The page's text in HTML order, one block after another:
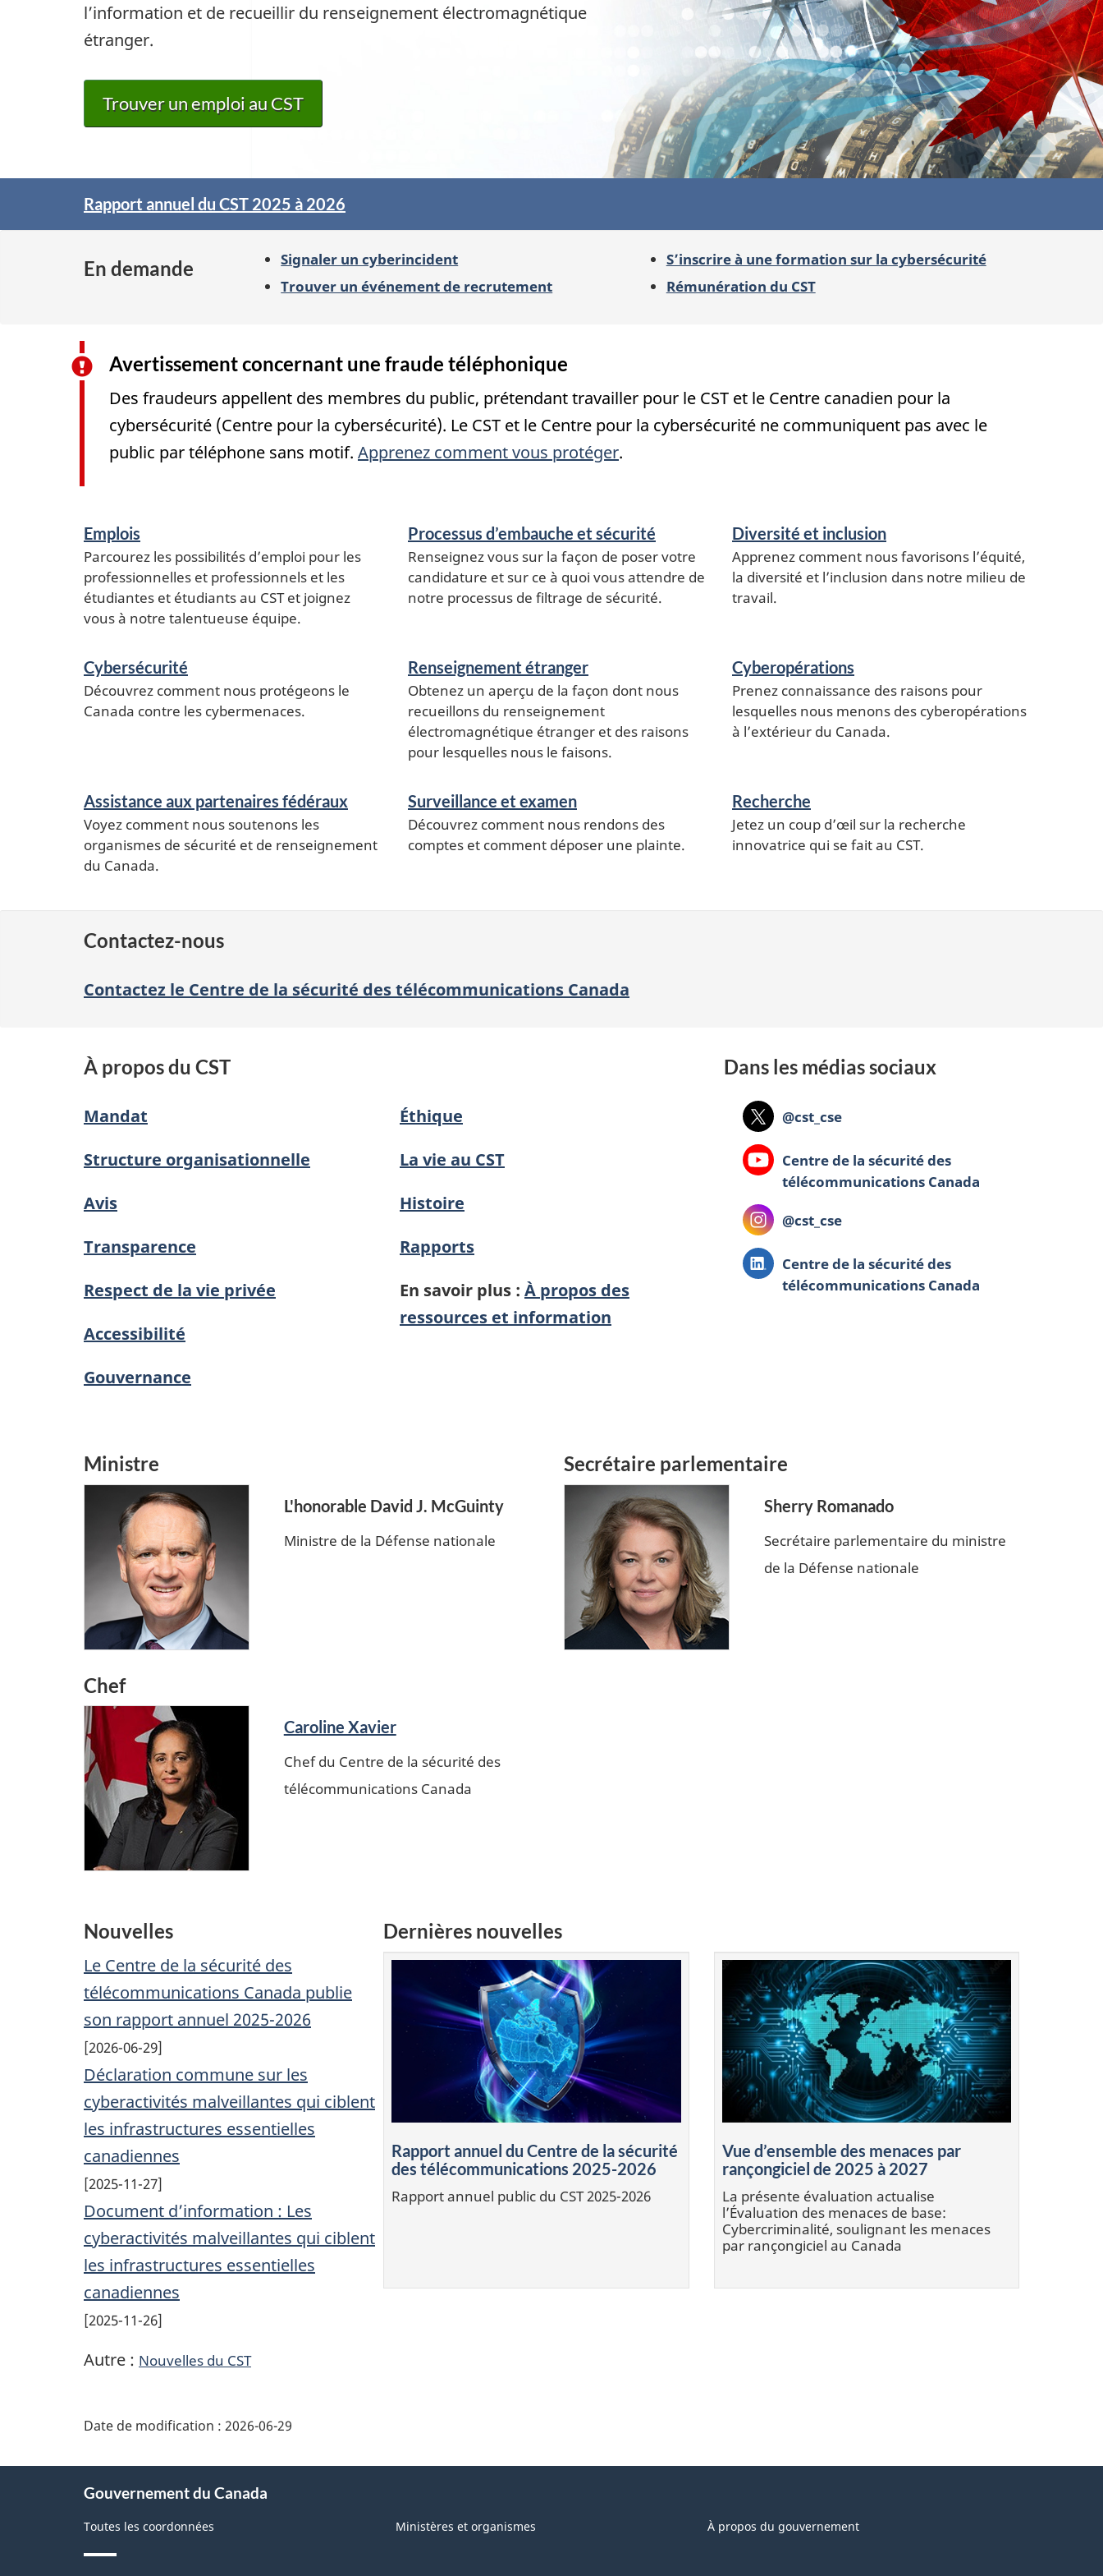
l’information et de recueillir du renseignement électromagnétique
étranger.
Trouver un emploi au CST
Pleins
feux
sur
Rapport annuel du CST 2025 à 2026
En demande
Signaler un cyberincident
Trouver un événement de recrutement
S’inscrire à une formation sur la cybersécurité
Rémunération du CST
Avertissement concernant une fraude téléphonique
Des fraudeurs appellent des membres du public, prétendant travailler pour le CST et le Centre canadien pour la
cybersécurité (Centre pour la cybersécurité). Le CST et le Centre pour la cybersécurité ne communiquent pas avec le
public par téléphone sans motif. Apprenez comment vous protéger.
Services
et
renseignements
Emplois
Parcourez les possibilités d’emploi pour les
professionnelles et professionnels et les
étudiantes et étudiants au CST et joignez
vous à notre talentueuse équipe.
Processus d’embauche et sécurité
Renseignez vous sur la façon de poser votre
candidature et sur ce à quoi vous attendre de
notre processus de filtrage de sécurité.
Diversité et inclusion
Apprenez comment nous favorisons l’équité,
la diversité et l’inclusion dans notre milieu de
travail.
Cybersécurité
Découvrez comment nous protégeons le
Canada contre les cybermenaces.
Renseignement étranger
Obtenez un aperçu de la façon dont nous
recueillons du renseignement
électromagnétique étranger et des raisons
pour lesquelles nous le faisons.
Cyberopérations
Prenez connaissance des raisons pour
lesquelles nous menons des cyberopérations
à l’extérieur du Canada.
Assistance aux partenaires fédéraux
Voyez comment nous soutenons les
organismes de sécurité et de renseignement
du Canada.
Surveillance et examen
Découvrez comment nous rendons des
comptes et comment déposer une plainte.
Recherche
Jetez un coup d’œil sur la recherche
innovatrice qui se fait au CST.
Contactez-nous
Contactez le Centre de la sécurité des télécommunications Canada
À propos du CST
Mandat
Structure organisationnelle
Avis
Transparence
Respect de la vie privée
Accessibilité
Gouvernance
Éthique
La vie au CST
Histoire
Rapports
En savoir plus : À propos des
ressources et information
Dans les médias sociaux
X: @cst_cse
YouTube:Centre de la sécurité des
télécommunications Canada
Instagram:
@cst_cse
LinkedIn:Centre de la sécurité des
télécommunications Canada
Ministre
L'honorable David J. McGuinty
Ministre de la Défense nationale
Secrétaire parlementaire
Sherry Romanado
Secrétaire parlementaire du ministre
de la Défense nationale
Chef
Caroline Xavier
Chef du Centre de la sécurité des
télécommunications Canada
Nouvelles
Le Centre de la sécurité des
télécommunications Canada publie
son rapport annuel 2025-2026
2026-06-29
Déclaration commune sur les
cyberactivités malveillantes qui ciblent
les infrastructures essentielles
canadiennes
2025-11-27
Document d’information : Les
cyberactivités malveillantes qui ciblent
les infrastructures essentielles
canadiennes
2025-11-26
Autre : Nouvelles du CST
Dernières nouvelles
Rapport annuel du Centre de la sécurité
des télécommunications 2025-2026
Rapport annuel public du CST 2025-2026
Vue d’ensemble des menaces par
rançongiciel de 2025 à 2027
La présente évaluation actualise
l’Évaluation des menaces de base:
Cybercriminalité, soulignant les menaces
par rançongiciel au Canada
Date de modification : 2026-06-29
Gouvernement du Canada
Toutes les coordonnées Ministères et organismes À propos du gouvernement